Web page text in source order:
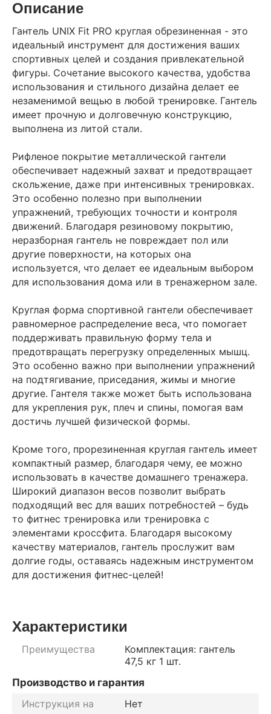
Описание
Гантель UNIX Fit PRO круглая обрезиненная - это
идеальный инструмент для достижения ваших
спортивных целей и создания привлекательной
фигуры. Сочетание высокого качества, удобства
использования и стильного дизайна делает ее
незаменимой вещью в любой тренировке. Гантель
имеет прочную и долговечную конструкцию,
выполнена из литой стали.
Рифленое покрытие металлической гантели
обеспечивает надежный захват и предотвращает
скольжение, даже при интенсивных тренировках.
Это особенно полезно при выполнении
упражнений, требующих точности и контроля
движений. Благодаря резиновому покрытию,
неразборная гантель не повреждает пол или
другие поверхности, на которых она
используется, что делает ее идеальным выбором
для использования дома или в тренажерном зале.
Круглая форма спортивной гантели обеспечивает
равномерное распределение веса, что помогает
поддерживать правильную форму тела и
предотвращать перегрузку определенных мышц.
Это особенно важно при выполнении упражнений
на подтягивание, приседания, жимы и многие
другие. Гантеля также может быть использована
для укрепления рук, плеч и спины, помогая вам
достичь лучшей физической формы.
Кроме того, прорезиненная круглая гантель имеет
компактный размер, благодаря чему, ее можно
использовать в качестве домашнего тренажера.
Широкий диапазон весов позволит выбрать
подходящий вес для ваших потребностей – будь
то фитнес тренировка или тренировка с
элементами кроссфита. Благодаря высокому
качеству материалов, гантель прослужит вам
долгие годы, оставаясь надежным инструментом
для достижения фитнес-целей!
Характеристики
Преимущества
Комплектация: гантель
47,5 кг 1 шт.
Производство и гарантия
Инструкция на
Нет